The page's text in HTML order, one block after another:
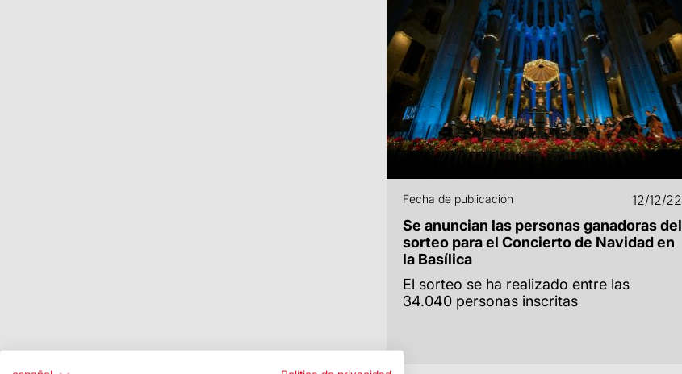
Fecha de publicación 12/12/22
Se anuncian las personas ganadoras del
sorteo para el Concierto de Navidad en
la Basílica
El sorteo se ha realizado entre las
34.040 personas inscritas